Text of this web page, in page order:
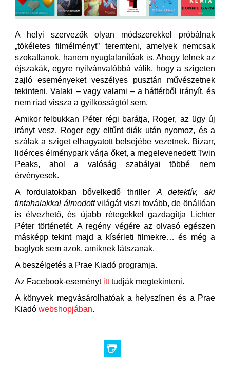
A helyi szervezők olyan módszerekkel próbálnak
„tökéletes filmélményt” teremteni, amelyek nemcsak
szokatlanok, hanem nyugtalanítóak is. Ahogy telnek az
éjszakák, egyre nyilvánvalóbbá válik, hogy a szigeten
zajló eseményeket veszélyes pusztán művészetnek
tekinteni. Valaki – vagy valami – a háttérből irányít, és
nem riad vissza a gyilkosságtól sem.
Amikor felbukkan Péter régi barátja, Roger, az ügy új
irányt vesz. Roger egy eltűnt diák után nyomoz, és a
szálak a sziget elhagyatott belsejébe vezetnek. Bizarr,
lidérces élménypark várja őket, a megelevenedett Twin
Peaks, ahol a valóság szabályai többé nem
érvényesek.
A fordulatokban bővelkedő thriller A detektív, aki
tintahalakkal álmodottvilágát viszi tovább, de önállóan
is élvezhető, és újabb rétegekkel gazdagítja Lichter
Péter történetét. A regény végére az olvasó egészen
másképp tekint majd a kísérleti filmekre… és még a
baglyok sem azok, amiknek látszanak.
A beszélgetés a Prae Kiadó programja.
Az Facebook-eseményt itttudják megtekinteni.
A könyvek megvásárolhatóak a helyszínen és a Prae
Kiadó webshopjában.